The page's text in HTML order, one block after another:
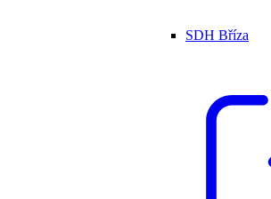
SDH Bříza